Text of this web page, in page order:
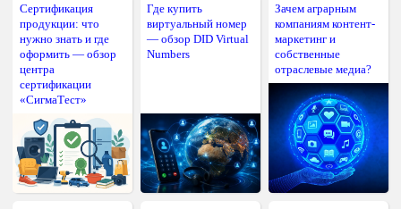
Сертификация
продукции: что
нужно знать и где
оформить — обзор
центра
сертификации
«СигмаТест»
Где купить
виртуальный номер
— обзор DID Virtual
Numbers
Зачем аграрным
компаниям контент-
маркетинг и
собственные
отраслевые медиа?